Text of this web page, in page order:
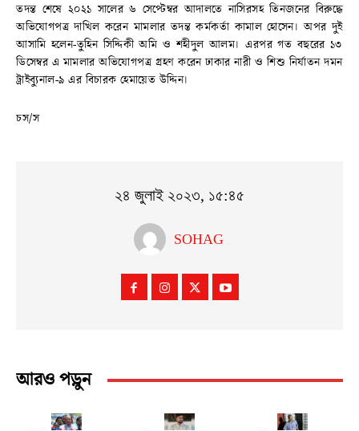
তদন্ত শেষে ২০২১ সালের ৬ সেপ্টেম্বর আদালতে নাসিরসহ তিনজনের বিরুদ্ধে
অভিযোগপত্র দাখিল করেন মামলার তদন্ত কর্মকর্তা কামাল হোসেন। অপর দুই
আসামি হলেন-তুহিন সিদ্দিকী অমি ও শহীদুল আলম। এরপর গত বছরের ১৩
ডিসেম্বর এ মামলার অভিযোগপত্র গ্রহণ করেন ঢাকার নারী ও শিশু নির্যাতন দমন
ট্রাইব্যুনাল-৯ এর বিচারক হেমায়েত উদ্দিন।
চস/স
২৪ জুলাই ২০২৩, ১৫:৪৫
SOHAG
আরও পড়ুন